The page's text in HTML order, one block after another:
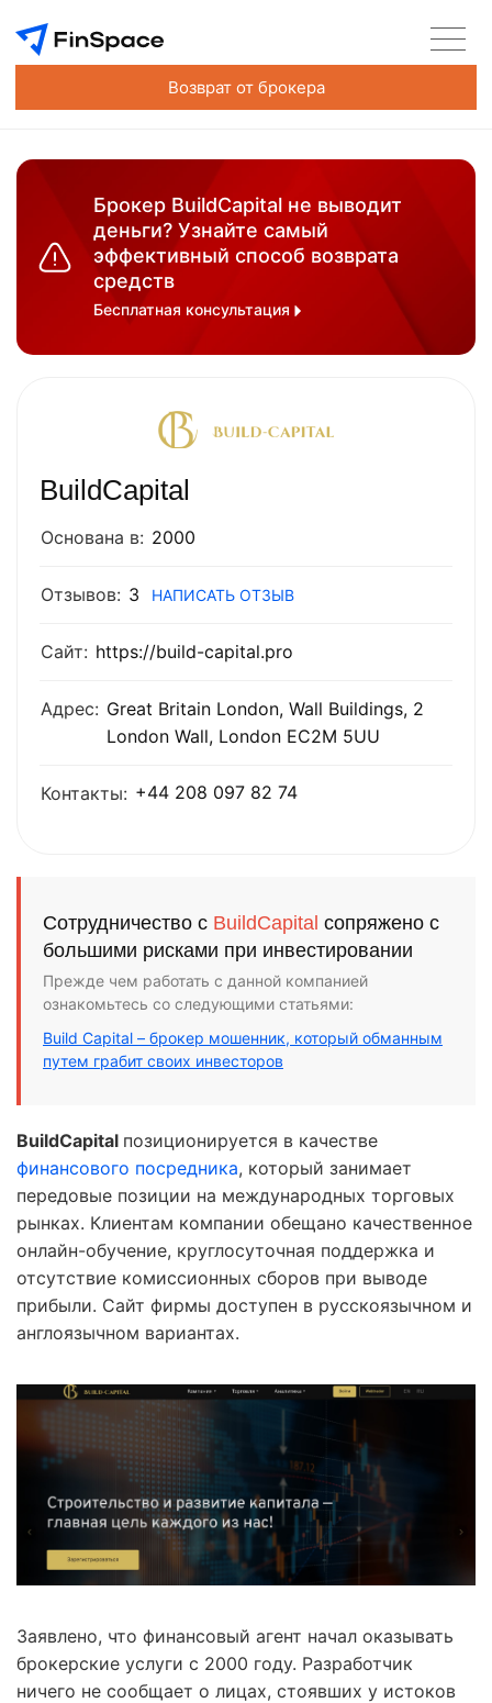
Возврат от брокера
Брокер BuildCapital не выводит
деньги? Узнайте самый
эффективный способ возврата
средств
Бесплатная консультация
BuildCapital
Основана в: 2000
Отзывов: 3 НАПИСАТЬ ОТЗЫВ
Сайт: https://build-capital.pro
Адрес: Great Britain London, Wall Buildings, 2
London Wall, London EC2M 5UU
Контакты: +44 208 097 82 74
Сотрудничество с BuildCapital сопряжено с
большими рисками при инвестировании
Прежде чем работать с данной компанией
ознакомьтесь со следующими статьями:
Build Capital – брокер мошенник, который обманным
путем грабит своих инвесторов
BuildCapital позиционируется в качестве
финансового посредника, который занимает
передовые позиции на международных торговых
рынках. Клиентам компании обещано качественное
онлайн-обучение, круглосуточная поддержка и
отсутствие комиссионных сборов при выводе
прибыли. Сайт фирмы доступен в русскоязычном и
англоязычном вариантах.
Заявлено, что финансовый агент начал оказывать
брокерские услуги с 2000 году. Разработчик
ничего не сообщает о лицах, стоявших у истоков